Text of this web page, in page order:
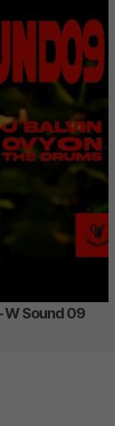
W Sound 09